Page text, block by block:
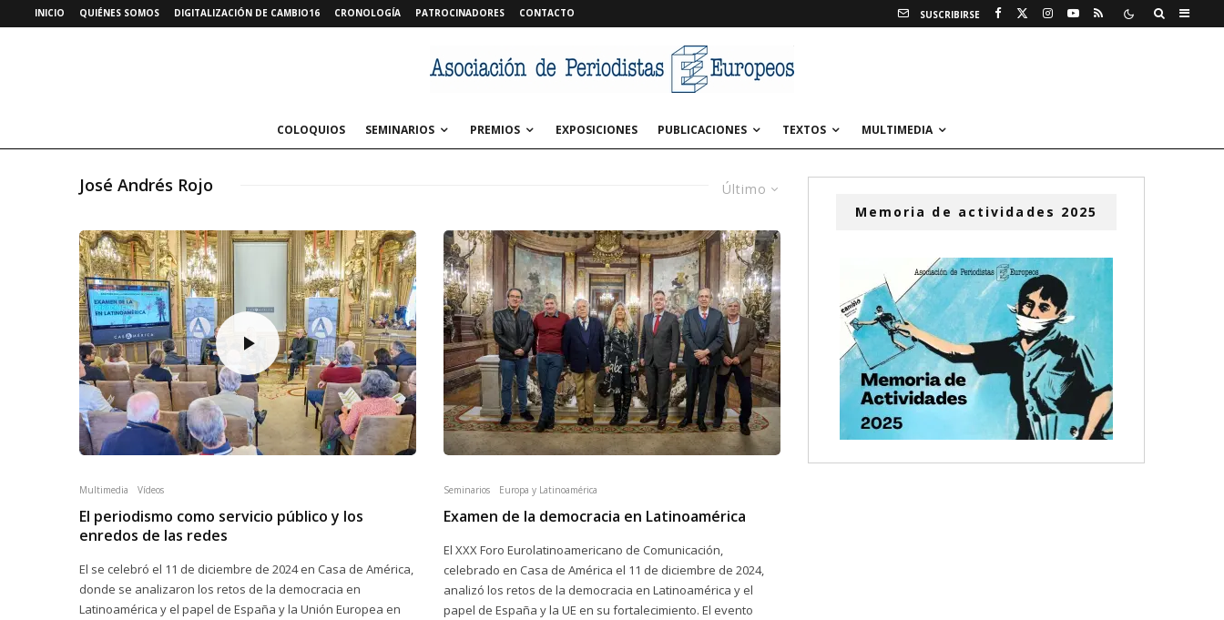
INICIO QUIÉNES SOMOS DIGITALIZACIÓN DE CAMBIO16 CRONOLOGÍA PATROCINADORES CONTACTO SUSCRIBIRSE
COLOQUIOS SEMINARIOS PREMIOS EXPOSICIONES PUBLICACIONES TEXTOS MULTIMEDIA
Último
José Andrés Rojo
Multimedia Vídeos
El periodismo como servicio público y los
enredos de las redes
El se celebró el 11 de diciembre de 2024 en Casa de América,
donde se analizaron los retos de la democracia en
Latinoamérica y el papel de España y la Unión Europea en
Seminarios Europa y Latinoamérica
Examen de la democracia en Latinoamérica
El XXX Foro Eurolatinoamericano de Comunicación,
celebrado en Casa de América el 11 de diciembre de 2024,
analizó los retos de la democracia en Latinoamérica y el
papel de España y la UE en su fortalecimiento. El evento
Memoria de actividades 2025